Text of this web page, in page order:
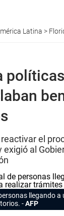
Latina >
el
al
llegando a
AFP